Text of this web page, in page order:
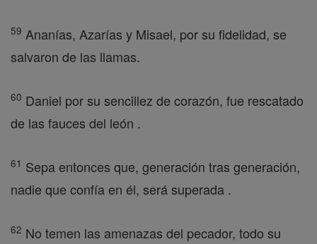
59 Ananías, Azarías y Misael, por su fidelidad, se
salvaron de las llamas.
60 Daniel por su sencillez de corazón, fue rescatado
de las fauces del león .
61 Sepa entonces que, generación tras generación,
nadie que confía en él, será superada .
62 No temen las amenazas del pecador, todo su